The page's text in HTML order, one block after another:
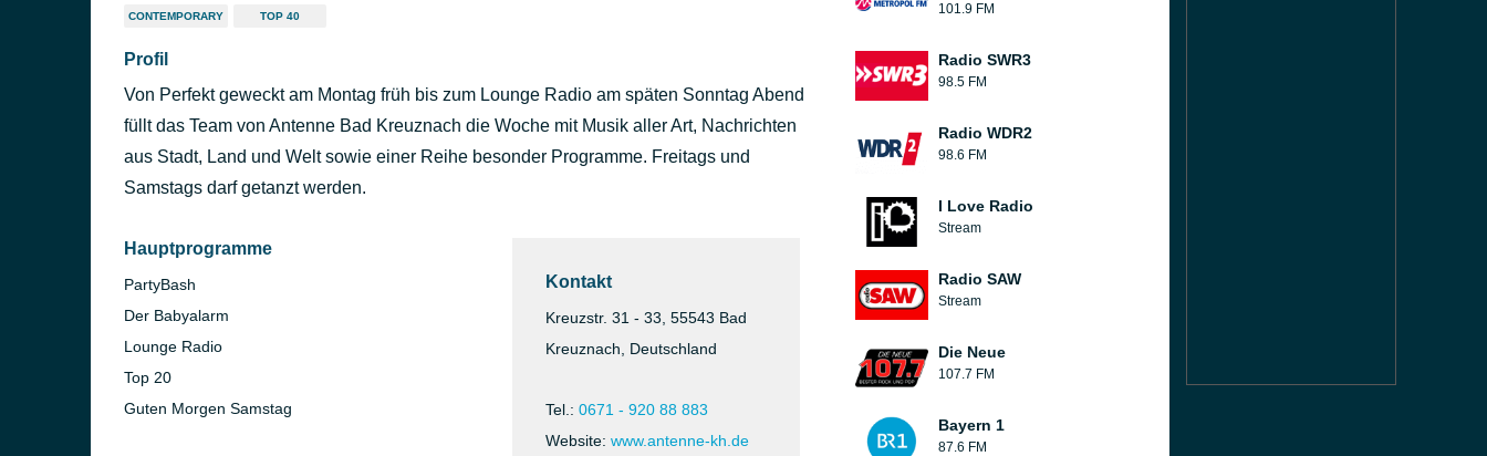
CONTEMPORARY TOP 40
Profil
Von Perfekt geweckt am Montag früh bis zum Lounge Radio am späten Sonntag Abend
füllt das Team von Antenne Bad Kreuznach die Woche mit Musik aller Art, Nachrichten
aus Stadt, Land und Welt sowie einer Reihe besonder Programme. Freitags und
Samstags darf getanzt werden.
Hauptprogramme
PartyBash
Der Babyalarm
Lounge Radio
Top 20
Guten Morgen Samstag
Kontakt
Kreuzstr. 31 - 33, 55543 Bad
Kreuznach, Deutschland
Tel.: 0671 - 920 88 883
Website: www.antenne-kh.de
101.9 FM
Radio SWR3
98.5 FM
Radio WDR2
98.6 FM
I Love Radio
Stream
Radio SAW
Stream
Die Neue
107.7 FM
Bayern 1
87.6 FM